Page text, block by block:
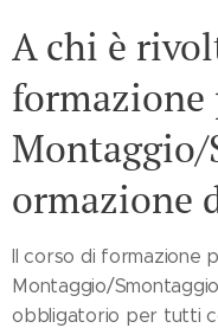
A chi è
ormazione
Il corso di formazione
Montaggio/
obbligatorio per tutti